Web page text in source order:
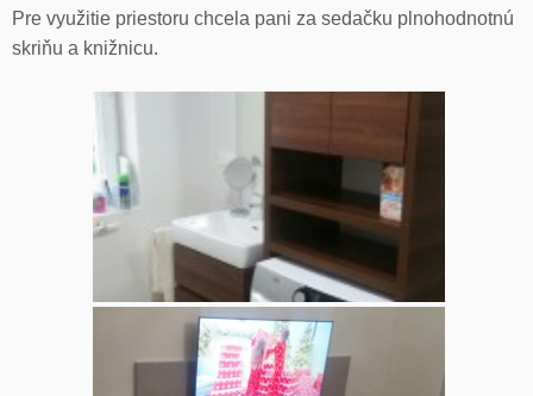
Pre využitie priestoru chcela pani za sedačku plnohodnotnú
skriňu a knižnicu.